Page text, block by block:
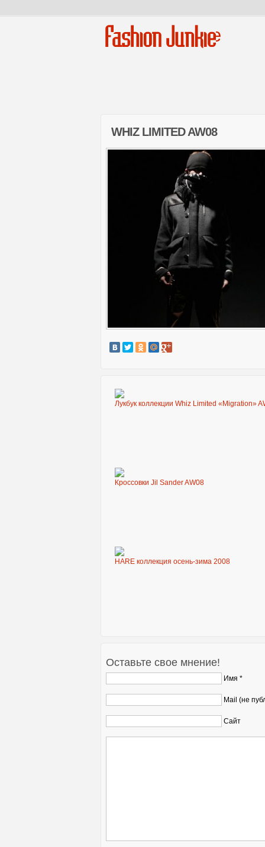
Fashion Junkie
WHIZ LIMITED AW08
Лукбук коллекции Whiz Limited «Migration»
Кроссовки Jil Sander AW08
HARE коллекция осень-зима 2008
Оставьте свое мнение!
Имя *
Mail (не
Сайт